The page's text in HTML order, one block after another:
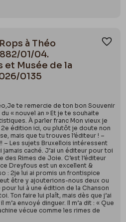
à Théo
01/04.
et Musée de la
0135
te remercie de ton bon Souvenir
« nouvel an » Et je te souhaite
À parler franc Mon vieux je
édition ici, ou plutôt je doute non
mais que tu trouves l’éditeur ! –
– Les sujets Bruxellois intéressent
jamais caché. J’ai un éditeur pour toi
des Rimes de Joie. C’est l’éditeur
Dreyfous est un excellent &
: 2je lui ai promis un frontispice
être y ajouterions-nous deux ou
lui à une édition de la Chanson
Ton faire lui plaît, mais dès que j’ai
m’a envoyé dinguer. Il m’a dit : « Que
vécue comme les rimes de